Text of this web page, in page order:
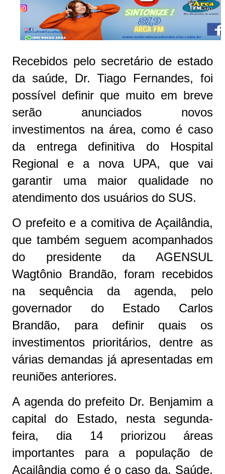
Recebidos pelo secretário de estado
da saúde, Dr. Tiago Fernandes, foi
possível definir que muito em breve
serão anunciados novos
investimentos na área, como é caso
da entrega definitiva do Hospital
Regional e a nova UPA, que vai
garantir uma maior qualidade no
atendimento dos usuários do SUS.
O prefeito e a comitiva de Açailândia,
que também seguem acompanhados
do presidente da AGENSUL
Wagtônio Brandão, foram recebidos
na sequência da agenda, pelo
governador do Estado Carlos
Brandão, para definir quais os
investimentos prioritários, dentre as
várias demandas já apresentadas em
reuniões anteriores.
A agenda do prefeito Dr. Benjamim a
capital do Estado, nesta segunda-
feira, dia 14 priorizou áreas
importantes para a população de
Açailândia como é o caso da, Saúde,